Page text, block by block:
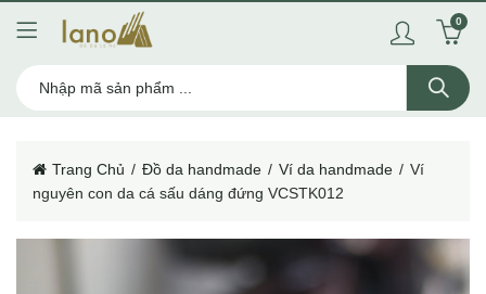
0
Trang Chủ Đồ da handmade Ví da handmade
Ví
nguyên con da cá sấu dáng đứng VCSTK012